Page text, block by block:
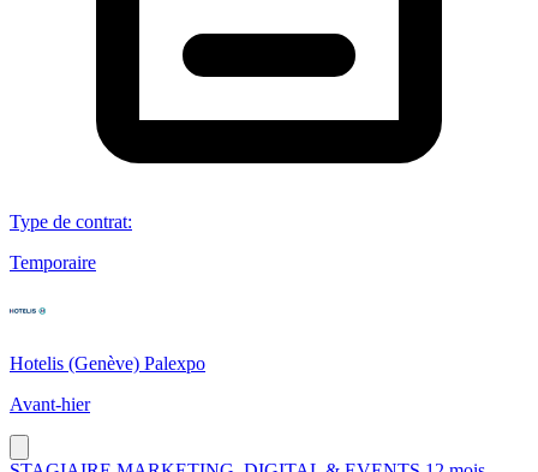
Type de contrat:
Temporaire
Hotelis (Genève) Palexpo
Avant-hier